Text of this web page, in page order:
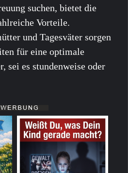
suchen, bietet die
Vorteile.
und Tagesväter sorgen
für eine optimale
sei es stundenweise oder